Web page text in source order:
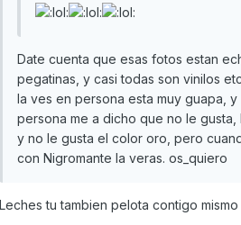
Date cuenta que esas fotos estan
pegatinas, y casi todas son vinilos
la ves en persona esta muy guapa,
persona me a dicho que no le
y no le gusta el color oro, pero
con Nigromante la veras. os_quiero
Leches tu tambien pelota contigo mismo